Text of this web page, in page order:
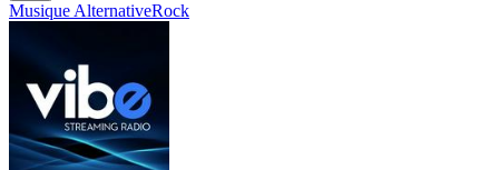
Musique AlternativeRock